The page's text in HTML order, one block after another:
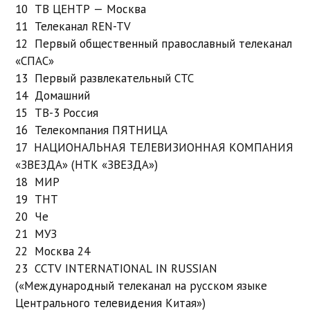
10 ТВ ЦЕНТР — Москва
11 Телеканал REN-TV
12 Первый общественный православный телеканал
«СПАС»
13 Первый развлекательный СТС
14 Домашний
15 ТВ-3 Россия
16 Телекомпания ПЯТНИЦА
17 НАЦИОНАЛЬНАЯ ТЕЛЕВИЗИОННАЯ КОМПАНИЯ
«ЗВЕЗДА» (НТК «ЗВЕЗДА»)
18 МИР
19 ТНТ
20 Че
21 МУЗ
22 Москва 24
23 CCTV INTERNATIONAL IN RUSSIAN
(«Международный телеканал на русском языке
Центрального телевидения Китая»)